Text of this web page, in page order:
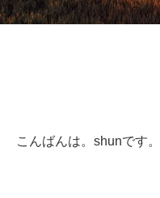
こんばんは。shunです。